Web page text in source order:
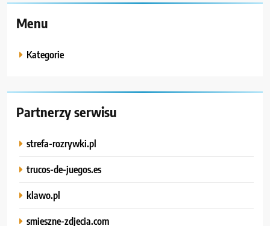
Menu
Kategorie
Partnerzy serwisu
strefa-rozrywki.pl
trucos-de-juegos.es
klawo.pl
smieszne-zdjecia.com